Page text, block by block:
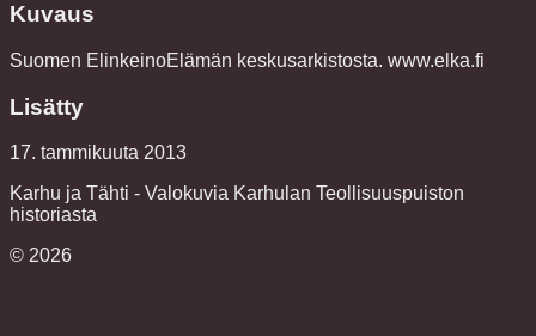
Kuvaus
Suomen ElinkeinoElämän keskusarkistosta. www.elka.fi
Lisätty
17. tammikuuta 2013
Karhu ja Tähti - Valokuvia Karhulan Teollisuuspuiston
historiasta
© 2026